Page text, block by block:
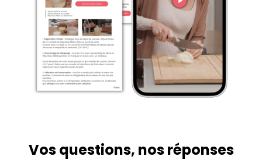
Vos questions, nos réponses